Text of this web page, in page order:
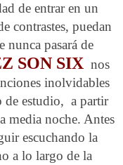
de entrar en un
contrastes, puedan
nunca pasará de
SON SIX nos
inolvidables
de estudio, a partir
media noche. Antes
escuchando la
a lo largo de la